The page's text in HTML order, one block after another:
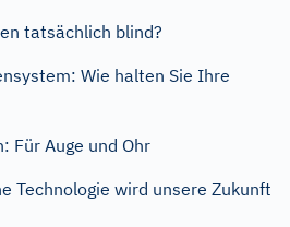
tatsächlich blind?
Wie halten Sie Ihre
Für Auge und Ohr
Technologie wird unsere Zukunft